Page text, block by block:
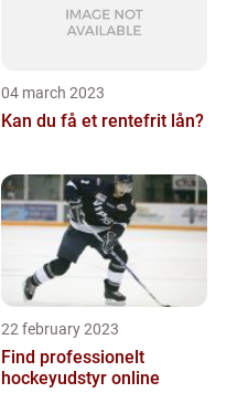
04 march 2023
Kan du få et rentefrit lån?
22 february 2023
Find professionelt
hockeyudstyr online